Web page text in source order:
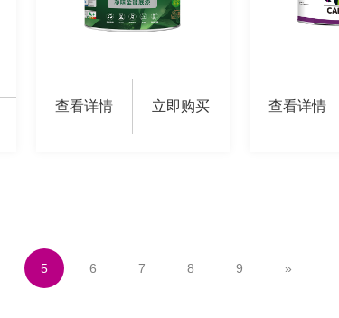
查看详情 立即购买 查看详情
5 6 7 8 9 »